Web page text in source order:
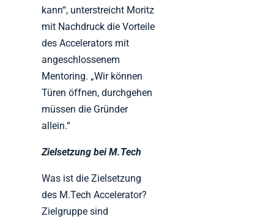
kann“, unterstreicht Moritz
mit Nachdruck die Vorteile
des Accelerators mit
angeschlossenem
Mentoring. „Wir können
Türen öffnen, durchgehen
müssen die Gründer
allein.“
Zielsetzung bei M.Tech
Was ist die Zielsetzung
des M.Tech Accelerator?
Zielgruppe sind